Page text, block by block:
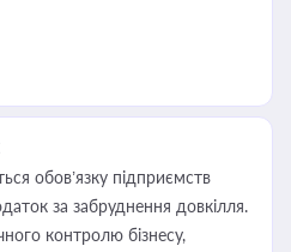
обов’язку підприємств
за забруднення довкілля.
контролю бізнесу,